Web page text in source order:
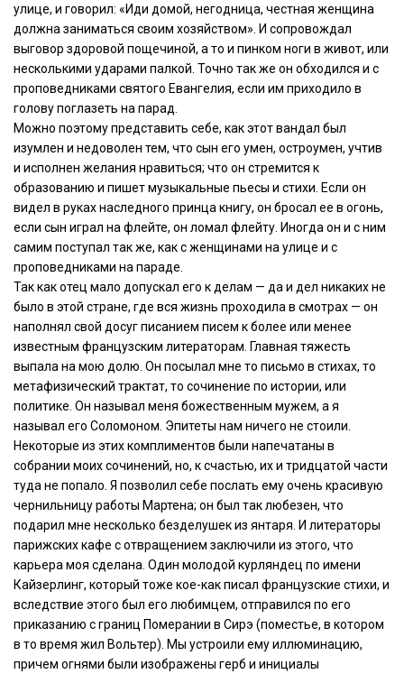
улице, и говорил: «Иди домой, негодница, честная женщина
должна заниматься своим хозяйством». И сопровождал
выговор здоровой пощечиной, а то и пинком ноги в живот, или
несколькими ударами палкой. Точно так же он обходился и с
проповедниками святого Евангелия, если им приходило в
голову поглазеть на парад.
Можно поэтому представить себе, как этот вандал был
изумлен и недоволен тем, что сын его умен, остроумен, учтив
и исполнен желания нравиться; что он стремится к
образованию и пишет музыкальные пьесы и стихи. Если он
видел в руках наследного принца книгу, он бросал ее в огонь,
если сын играл на флейте, он ломал флейту. Иногда он и с ним
самим поступал так же, как с женщинами на улице и с
проповедниками на параде.
Так как отец мало допускал его к делам — да и дел никаких не
было в этой стране, где вся жизнь проходила в смотрах — он
наполнял свой досуг писанием писем к более или менее
известным французским литераторам. Главная тяжесть
выпала на мою долю. Он посылал мне то письмо в стихах, то
метафизический трактат, то сочинение по истории, или
политике. Он называл меня божественным мужем, а я
называл его Соломоном. Эпитеты нам ничего не стоили.
Некоторые из этих комплиментов были напечатаны в
собрании моих сочинений, но, к счастью, их и тридцатой части
туда не попало. Я позволил себе послать ему очень красивую
чернильницу работы Мартена; он был так любезен, что
подарил мне несколько безделушек из янтаря. И литераторы
парижских кафе с отвращением заключили из этого, что
карьера моя сделана. Один молодой курляндец по имени
Кайзерлинг, который тоже кое-как писал французские стихи, и
вследствие этого был его любимцем, отправился по его
приказанию с границ Померании в Сирэ (поместье, в котором
в то время жил Вольтер). Мы устроили ему иллюминацию,
причем огнями были изображены герб и инициалы